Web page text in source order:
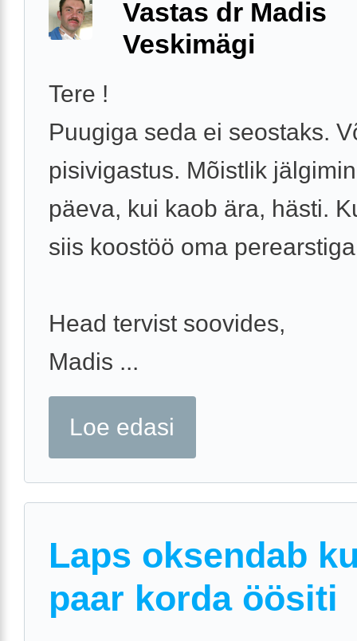
Vastas dr Madis
Veskimägi
Tere !
Puugiga seda ei seostaks.
pisivigastus. Mõistlik
päeva, kui kaob ära, hästi.
siis koostöö oma
Head tervist soovides,
Madis ...
Loe edasi
Laps oksendab
paar korda öösiti